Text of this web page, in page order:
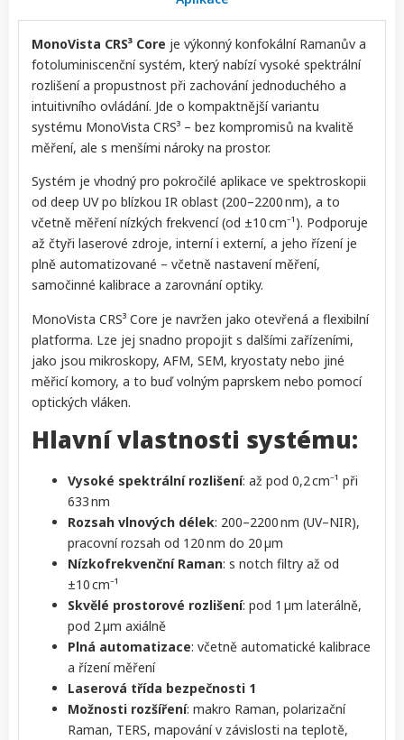
MonoVista CRS³ Core je výkonný konfokální Ramanův a
fotoluminiscenční systém, který nabízí vysoké spektrální
rozlišení a propustnost při zachování jednoduchého a
intuitivního ovládání. Jde o kompaktnější variantu
systému MonoVista CRS³ – bez kompromisů na kvalitě
měření, ale s menšími nároky na prostor.
Systém je vhodný pro pokročilé aplikace ve spektroskopii
od deep UV po blízkou IR oblast (200–2200 nm), a to
včetně měření nízkých frekvencí (od ±10 cm⁻¹). Podporuje
až čtyři laserové zdroje, interní i externí, a jeho řízení je
plně automatizované – včetně nastavení měření,
samočinné kalibrace a zarovnání optiky.
MonoVista CRS³ Core je navržen jako otevřená a flexibilní
platforma. Lze jej snadno propojit s dalšími zařízeními,
jako jsou mikroskopy, AFM, SEM, kryostaty nebo jiné
měřicí komory, a to buď volným paprskem nebo pomocí
optických vláken.
Hlavní vlastnosti systému:
Vysoké spektrální rozlišení: až pod 0,2 cm⁻¹ při
633 nm
Rozsah vlnových délek: 200–2200 nm (UV–NIR),
pracovní rozsah od 120 nm do 20 µm
Nízkofrekvenční Raman: s notch filtry až od
±10 cm⁻¹
Skvělé prostorové rozlišení: pod 1 µm laterálně,
pod 2 µm axiálně
Plná automatizace: včetně automatické kalibrace
a řízení měření
Laserová třída bezpečnosti 1
Možnosti rozšíření: makro Raman, polarizační
Raman, TERS, mapování v závislosti na teplotě,